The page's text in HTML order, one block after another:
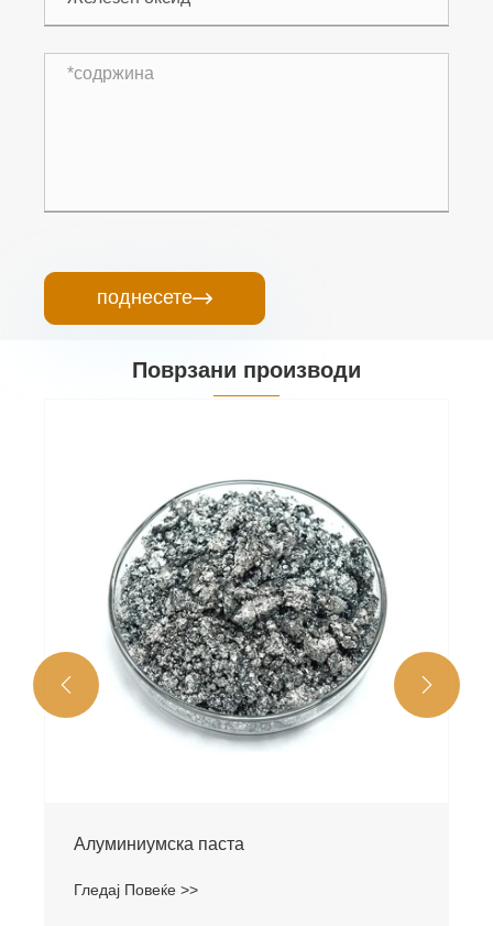
поднесете
Поврзани производи
Алуминиумска паста
Гледај Повеќе >>
 